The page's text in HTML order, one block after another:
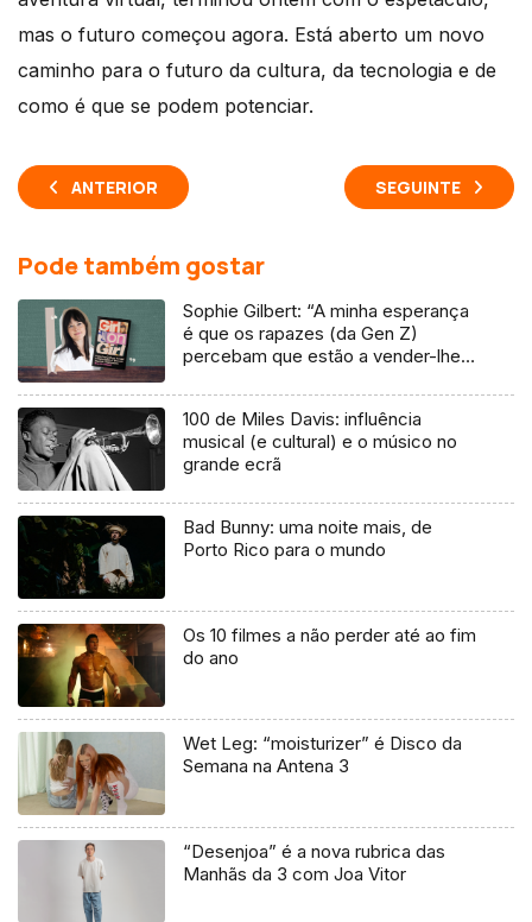
mas o futuro começou agora. Está aberto um novo
caminho para o futuro da cultura, da tecnologia e de
como é que se podem potenciar.
ANTERIOR SEGUINTE
Pode também gostar
Sophie Gilbert: “A minha esperança
é que os rapazes (da Gen Z)
percebam que estão a vender-lhes
100 de Miles Davis: influência
musical (e cultural) e o músico no
grande ecrã
Bad Bunny: uma noite mais, de
Porto Rico para o mundo
Os 10 filmes a não perder até ao fim
do ano
Wet Leg: “moisturizer” é Disco da
Semana na Antena 3
“Desenjoa” é a nova rubrica das
Manhãs da 3 com Joa Vitor